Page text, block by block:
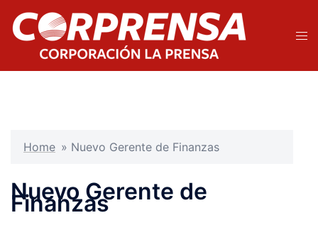
contenido
Home » Nuevo Gerente de Finanzas
Nuevo Gerente de
Finanzas